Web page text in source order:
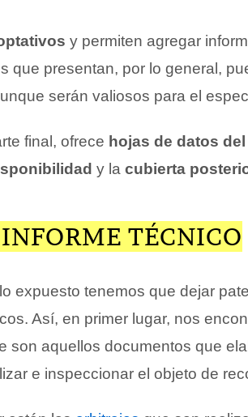
y permiten agregar
que presentan, por lo general,
serán valiosos para el
final, ofrece hojas de datos
y la cubierta
TÉCNICO
expuesto tenemos que dejar
Así, en primer lugar, nos
son aquellos documentos que
e inspeccionar el objeto de